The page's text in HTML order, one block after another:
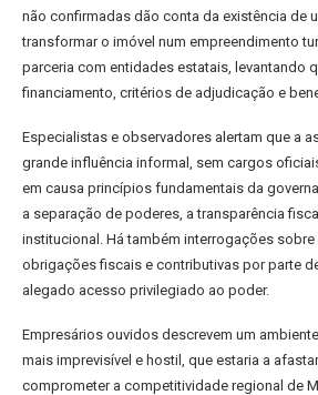
não confirmadas dão conta da existência de
transformar o imóvel num empreendimento
parceria com entidades estatais, levantando
financiamento, critérios de adjudicação e
Especialistas e observadores alertam que a
grande influência informal, sem cargos
em causa princípios fundamentais da
a separação de poderes, a transparência
institucional. Há também interrogações
obrigações fiscais e contributivas por parte
alegado acesso privilegiado ao poder.
Empresários ouvidos descrevem um
mais imprevisível e hostil, que estaria a
comprometer a competitividade regional de